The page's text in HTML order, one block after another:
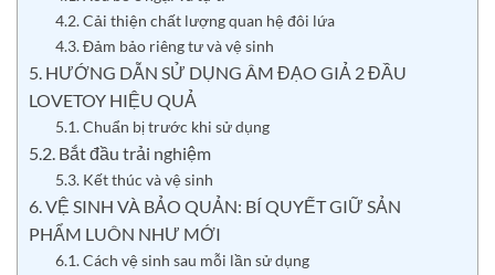
4.2. Cải thiện chất lượng quan hệ đôi lứa
4.3. Đảm bảo riêng tư và vệ sinh
5. HƯỚNG DẪN SỬ DỤNG ÂM ĐẠO GIẢ 2 ĐẦU
LOVETOY HIỆU QUẢ
5.1. Chuẩn bị trước khi sử dụng
5.2. Bắt đầu trải nghiệm
5.3. Kết thúc và vệ sinh
6. VỆ SINH VÀ BẢO QUẢN: BÍ QUYẾT GIỮ SẢN
PHẨM LUÔN NHƯ MỚI
6.1. Cách vệ sinh sau mỗi lần sử dụng